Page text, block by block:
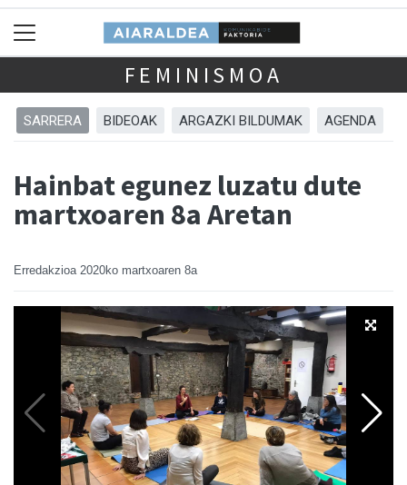
FEMINISMOA
SARRERA BIDEOAK ARGAZKI BILDUMAK AGENDA
Hainbat egunez luzatu dute
martxoaren 8a Aretan
Erredakzioa 2020ko martxoaren 8a